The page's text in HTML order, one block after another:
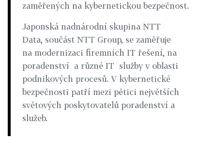
zaměřených na kybernetickou bezpečnost.
Japonská nadnárodní skupina NTT
Data, součást NTT Group, se zaměřuje
na modernizaci firemních IT řešení, na
poradenství a různé IT služby v oblasti
podnikových procesů. V kybernetické
bezpečnosti patří mezi pětici největších
světových poskytovatelů poradenství a
služeb.